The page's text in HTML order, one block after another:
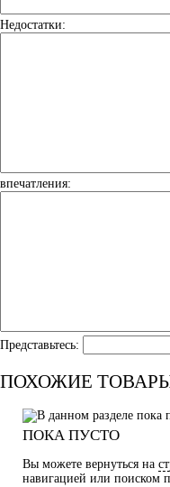
Недостатки:
впечатления:
Представьтесь:
ПОХОЖИЕ
ПОКА ПУСТО
Вы можете вернуться на
навигацией или поиском